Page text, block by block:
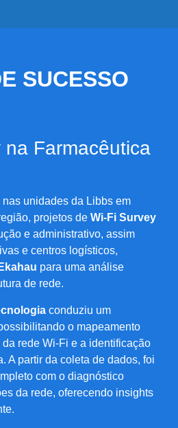
SUCESSO
na Farmacêutica
unidades da Libbs em
projetos de Wi-Fi Survey
e administrativo, assim
e centros logísticos,
para uma análise
de rede.
conduziu um
o mapeamento
rede Wi-Fi e a identificação
A partir da coleta de dados, foi
com o diagnóstico
da rede, oferecendo insights